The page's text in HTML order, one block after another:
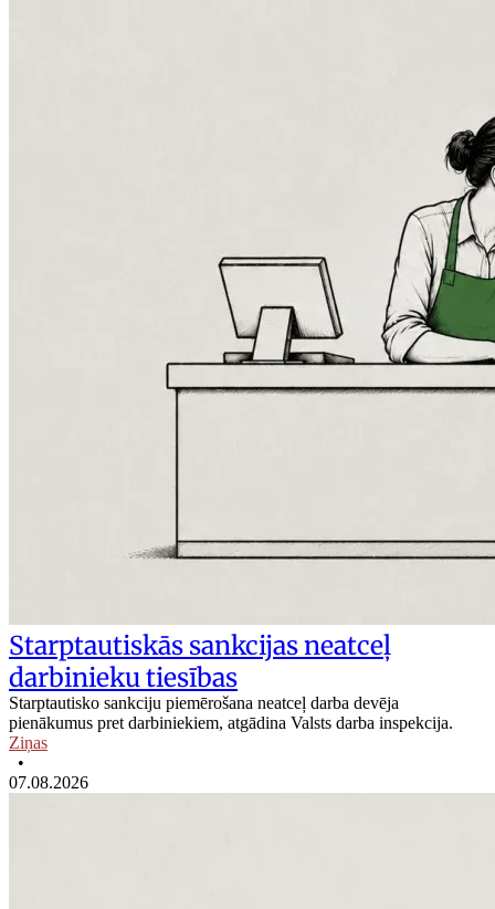
Starptautiskās sankcijas neatceļ
darbinieku tiesības
Starptautisko sankciju piemērošana neatceļ darba devēja
pienākumus pret darbiniekiem, atgādina Valsts darba inspekcija.
Ziņas
•
07.08.2026